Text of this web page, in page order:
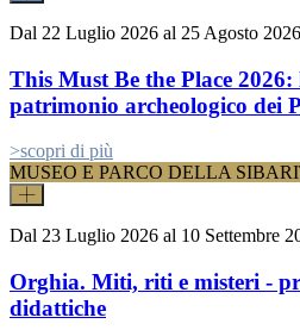
Dal 22 Luglio 2026 al 25 Agosto 2026
This Must Be the Place
patrimonio archeologico dei
>scopri di più
MUSEO E PARCO DELLA
Dal 23 Luglio 2026 al 10 Settembre
Orghia. Miti, riti e misteri -
didattiche